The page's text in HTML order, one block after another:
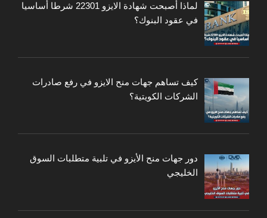
لماذا أصبحت شهادة الايزو 22301 شرطا أساسيا
في عقود البنوك؟
كيف تساهم جهات منح الايزو في رفع صادرات
الشركات الكويتية؟
دور جهات منح الأيزو في تلبية متطلبات السوق
الخليجي